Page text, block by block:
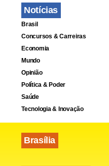
Notícias
Brasil
Concursos & Carreiras
Economia
Mundo
Opinião
Política & Poder
Saúde
Tecnologia & Inovação
Brasília